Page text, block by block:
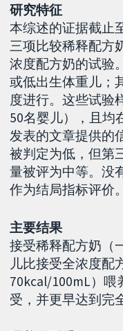
研究特征
本综述的证据截止
三项比较稀释配方
浓度配方奶的试验
或低出生体重儿；
度进行。这些试验
50名婴儿），且均
发表的文章提供的
被判定为低，但第
量被评为中等。没
作为结局指标评价。
主要结果
接受稀释配方奶（
儿比接受全浓度配
70kcal/100mL）
受，并更早达到完